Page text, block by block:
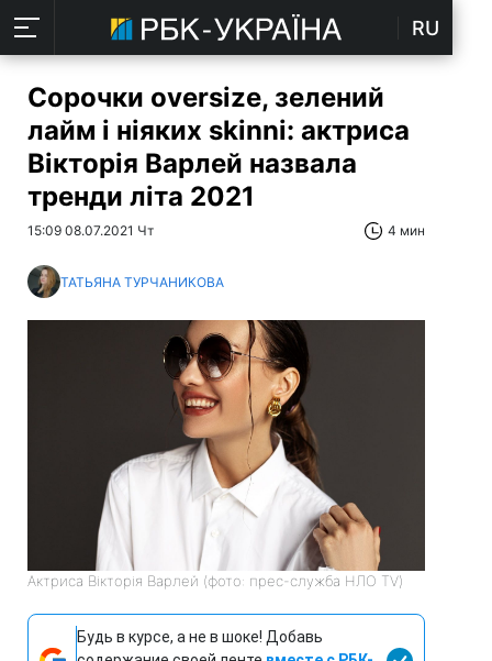
RU
Сорочки оversize, зелений
лайм і ніяких skinni: актриса
Вікторія Варлей назвала
тренди літа 2021
15:09 08.07.2021 Чт 4 мин
ТАТЬЯНА ТУРЧАНИКОВА
Актриса Вікторія Варлей (фото: прес-служба НЛО TV)
Будь в курсе, а не в шоке! Добавь